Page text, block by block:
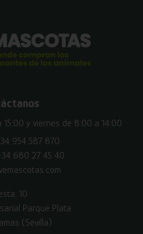
y viernes de 8:00 a 14:00
954 587 870
680 27 45 40
10
Parque Plata
(Sevilla)